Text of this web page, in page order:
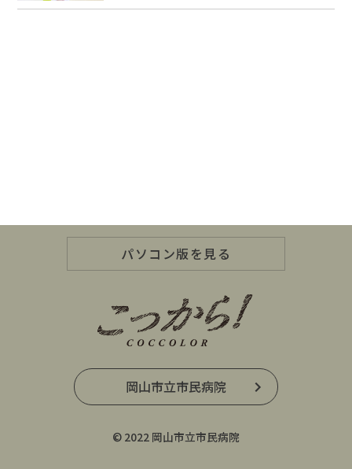
パソコン版を見る
岡山市立市民病院
© 2022 岡山市立市民病院